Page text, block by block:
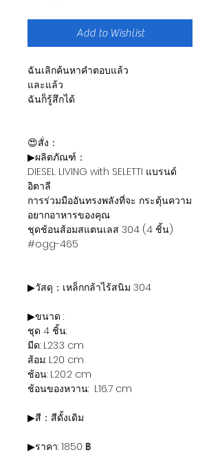
Add to Wishlist
ฉันเลิกค้นหาคำตอบแล้ว
และแล้ว
ฉันก็รู้สึกได้
😍สั่ง：
▶ผลิตภัณฑ์：
DIESEL LIVING with SELETTI แบรนด์
อิตาลี
การร่วมมืออันทรงพลังที่จะ กระตุ้นความ
อยากอาหารของคุณ
ชุดช้อนส้อมสแตนเลส 304 (4 ชิ้น)
#ogg-465
▶วัสดุ：เหล็กกล้าไร้สนิม 304
▶ขนาด :
ชุด 4 ชิ้น:
มีด: L23.3 cm
ส้อม: L20 cm
ช้อน: L20.2 cm
ช้อนของหวาน: L16.7 cm
▶สี：สีดั้งเดิม
▶ราคา: 1850 ฿